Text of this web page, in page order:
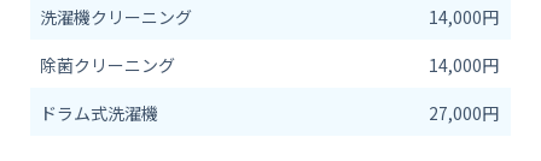
洗濯機クリーニング
14,000円
除菌クリーニング
14,000円
ドラム式洗濯機
27,000円